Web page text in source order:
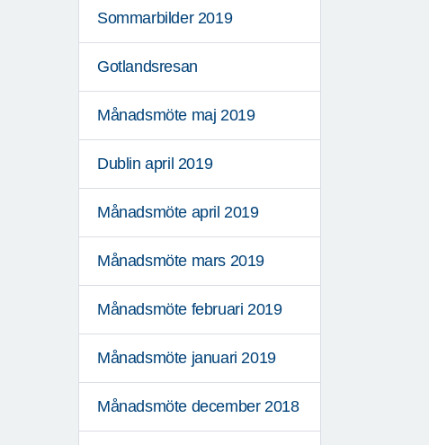
Sommarbilder 2019
Gotlandsresan
Månadsmöte maj 2019
Dublin april 2019
Månadsmöte april 2019
Månadsmöte mars 2019
Månadsmöte februari 2019
Månadsmöte januari 2019
Månadsmöte december 2018